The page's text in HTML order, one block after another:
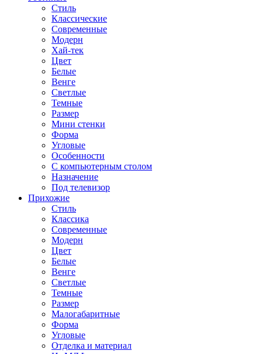
Стиль
Классические
Современные
Модерн
Хай-тек
Цвет
Белые
Венге
Светлые
Темные
Размер
Мини стенки
Форма
Угловые
Особенности
С компьютерным столом
Назначение
Под телевизор
Прихожие
Стиль
Классика
Современные
Модерн
Цвет
Белые
Венге
Светлые
Темные
Размер
Малогабаритные
Форма
Угловые
Отделка и материал